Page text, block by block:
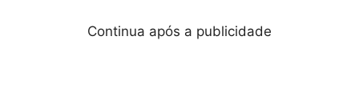
Continua após a publicidade